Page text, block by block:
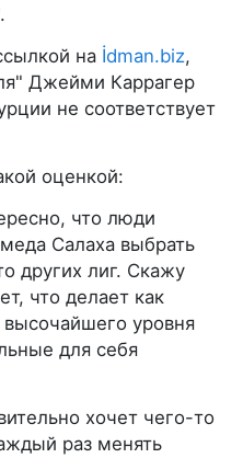
на İdman.biz,
Джейми Каррагер
не соответствует
оценкой:
что люди
Салаха выбрать
других лиг. Скажу
что делает как
высочайшего уровня
для себя
хочет чего-то
раз менять